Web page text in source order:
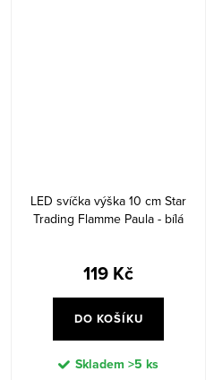
LED svíčka výška 10 cm Star
Trading Flamme Paula - bílá
119 Kč
DO KOŠÍKU
Skladem >5 ks